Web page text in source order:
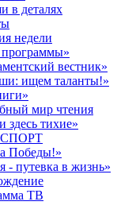
в деталях
недели
программы»
вестник»
ищем таланты!»
мир чтения
здесь тихие»
Победы!»
- путевка в жизнь»
ТВ